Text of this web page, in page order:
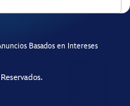
Basados en Intereses